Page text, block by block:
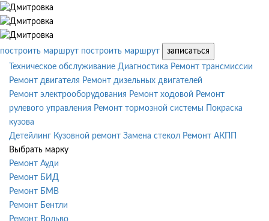
построить маршрут построить маршрут
записаться
Техническое обслуживание Диагностика Ремонт трансмиссии
Ремонт двигателя Ремонт дизельных двигателей
Ремонт электрооборудования Ремонт ходовой Ремонт
рулевого управления Ремонт тормозной системы
Покраска
кузова
Детейлинг Кузовной ремонт Замена стекол Ремонт АКПП
Выбрать марку
Ремонт Ауди
Ремонт БИД
Ремонт БМВ
Ремонт Бентли
Ремонт Вольво